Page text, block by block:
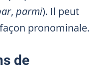
, parmi). Il peut
pronominale.
de